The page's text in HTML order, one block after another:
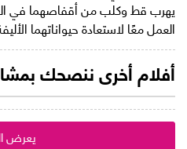
يهرب قط وكلب من أقفاصهما في
العمل معًا لاستعادة حيواناتهما
أفلام أخرى ننصحك
يعرض